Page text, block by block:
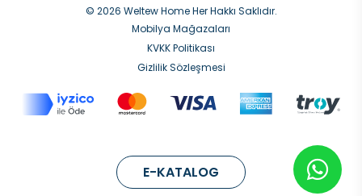
© 2026 Weltew Home Her Hakkı Saklıdır.
Mobilya Mağazaları
KVKK Politikası
Gizlilik Sözleşmesi
E-KATALOG